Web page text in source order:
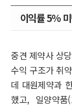
이익률 5%
중견 제약사 상
수익 구조가 취
데 대원제약과
했고, 일양약품